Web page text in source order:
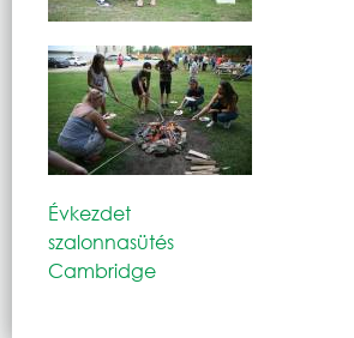
Évkezdet
szalonnasütés
Cambridge